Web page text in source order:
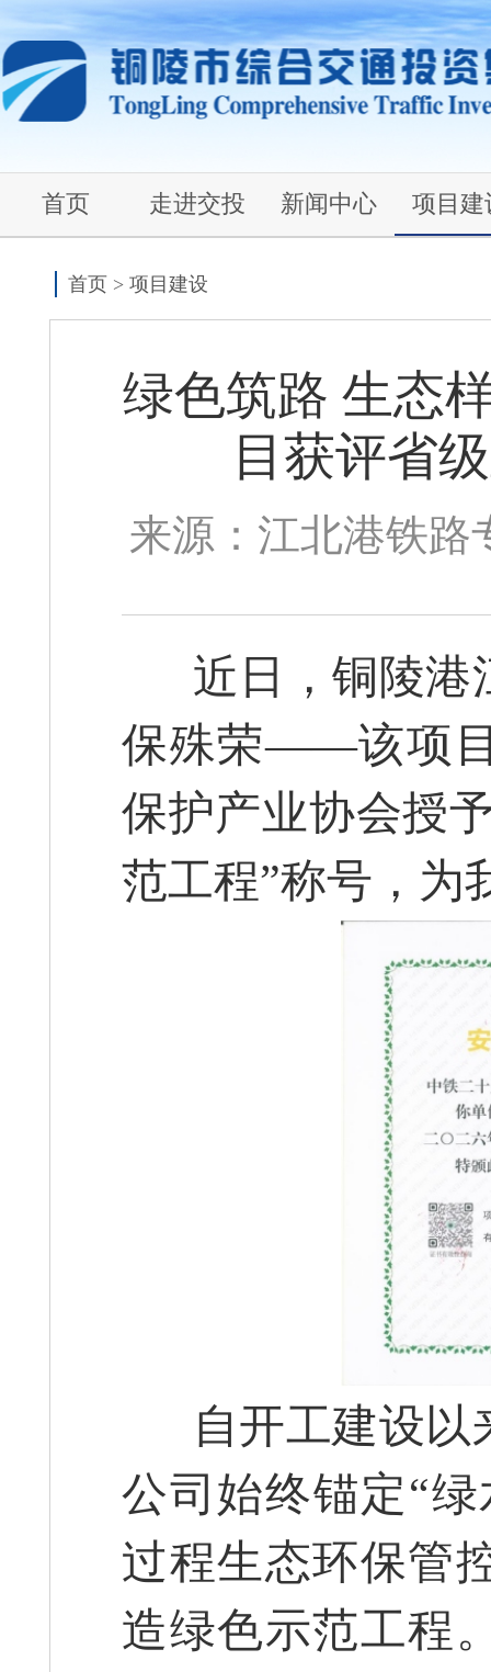
首页 走进交投 新闻中心 项目建
首页 > 项目建设
绿色筑路 生态
目获评省
来源：江北港铁
近日，铜陵港
保殊荣——该项
保护产业协会授
范工程”称号，为
自开工建设以
公司始终锚定“
过程生态环保管
造绿色示范工程